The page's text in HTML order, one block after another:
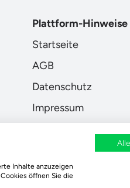
Plattform-Hinweise
Startseite
AGB
Datenschutz
Impressum
wird regional aufgeforstet
Inhalte anzuzeigen
öffnen Sie die